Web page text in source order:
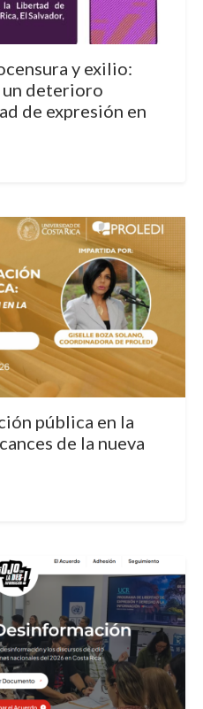
y exilio:
deterioro
de expresión en
pública en la
de la nueva